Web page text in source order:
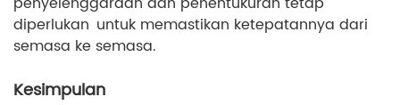
diperlukan untuk memastikan ketepatannya dari
semasa ke semasa.
Kesimpulan